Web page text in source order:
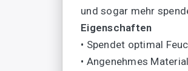
und sogar mehr
Eigenschaften
• Spendet optimal
• Angenehmes